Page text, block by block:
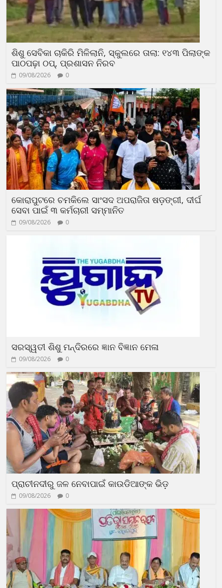
ଶିଶୁ ସେବିକା ଚାକିରି ମିଳିଲାନି, ସ୍କୁଲରେ ତାଲା: ୧୪୩ ପିଲାଙ୍କ
ପାଠପଢ଼ା ଠପ୍, ପ୍ରଶାସନ ନିରବ
09/08/2026 0
କୋରାପୁଟରେ ଚମକିଲେ ସାଂସଦ ଅପରାଜିତା ଷଡ଼ଙ୍ଗୀ, ଦୀର୍ଘ
ସେବା ପାଇଁ ୩ କର୍ମଚାରୀ ସମ୍ମାନିତ
09/08/2026 0
ସରସ୍ୱତୀ ଶିଶୁ ମନ୍ଦିରରେ ଜ୍ଞାନ ବିଜ୍ଞାନ ମେଳା
09/08/2026 0
ପ୍ରାଚୀନଦୀରୁ ଜଳ ନେବାପାଇଁ କାଉଡିଆଙ୍କ ଭିଡ଼
09/08/2026 0